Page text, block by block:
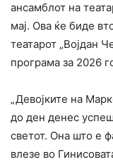
ансамблот на
мај. Ова ќе биде
театарот „Војдан
програма за 2026
„Девојките на
до ден денес
светот. Она што е
влезе во